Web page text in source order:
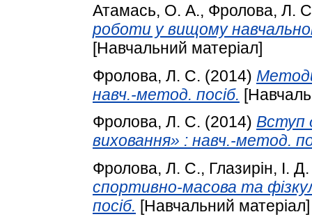
Атамась, О. А., Фролова, Л.
роботи у вищому
[Навчальний матеріал]
Фролова, Л. С. (2014)
навч.-метод. посіб.
Фролова, Л. С. (2014) Вступ
виховання» : навч.-метод.
Фролова, Л. С., Глазирін, І. Д.
спортивно-масова та
посіб. [Навчальний матеріал]